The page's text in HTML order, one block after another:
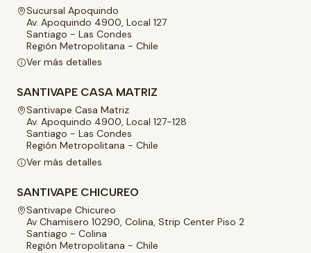
Sucursal Apoquindo
Av. Apoquindo 4900, Local 127
Santiago - Las Condes
Región Metropolitana - Chile
Ver más detalles
SANTIVAPE CASA MATRIZ
Santivape Casa Matriz
Av. Apoquindo 4900, Local 127-128
Santiago - Las Condes
Región Metropolitana - Chile
Ver más detalles
SANTIVAPE CHICUREO
Santivape Chicureo
Av Chamisero 10290, Colina, Strip Center Piso 2
Santiago - Colina
Región Metropolitana - Chile